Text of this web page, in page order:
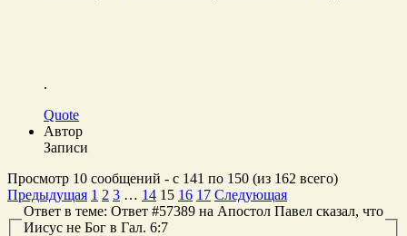
.
Quote
Автор
Записи
Просмотр 10 сообщений - с 141 по 150 (из 162 всего)
Предыдущая 1 2 3 … 14 15 16 17 Следующая
Ответ в теме: Ответ #57389 на Апостол Павел сказал, что
Иисус не Бог в Гал. 6:7